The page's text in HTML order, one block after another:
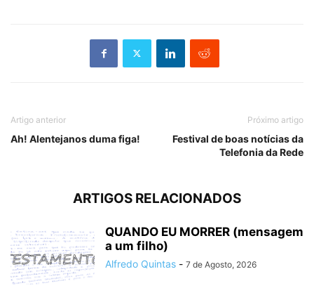
Artigo anterior
Ah! Alentejanos duma figa!
Próximo artigo
Festival de boas notícias da
Telefonia da Rede
ARTIGOS RELACIONADOS
QUANDO EU MORRER (mensagem
a um filho)
Alfredo Quintas - 7 de Agosto, 2026